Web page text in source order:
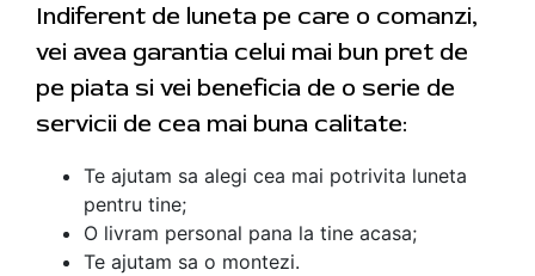
Indiferent de luneta pe care o comanzi,
vei avea garantia celui mai bun pret de
pe piata si vei beneficia de o serie de
servicii de cea mai buna calitate:
Te ajutam sa alegi cea mai potrivita luneta
pentru tine;
O livram personal pana la tine acasa;
Te ajutam sa o montezi.